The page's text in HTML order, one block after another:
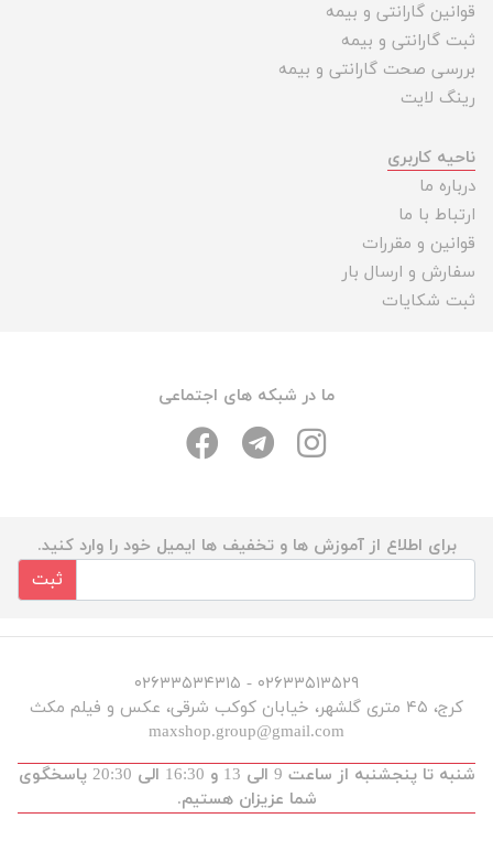
قوانین گارانتی و بیمه
ثبت گارانتی و بیمه
بررسی صحت گارانتی و بیمه
رینگ لایت
ناحیه کاربری
درباره ما
ارتباط با ما
قوانین و مقررات
سفارش و ارسال بار
ثبت شکایات
ما در شبکه های اجتماعی
برای اطلاع از آموزش ها و تخفیف ها ایمیل خود را وارد کنید.
ثبت
۰۲۶۳۳۵۱۳۵۲۹ - ۰۲۶۳۳۵۳۴۳۱۵
کرج، ۴۵ متری گلشهر، خیابان کوکب شرقی، عکس و فیلم مکث
maxshop.group@gmail.com
شنبه تا پنجشنبه از ساعت 9 الی 13 و 16:30 الی 20:30 پاسخگوی
شما عزیزان هستیم.